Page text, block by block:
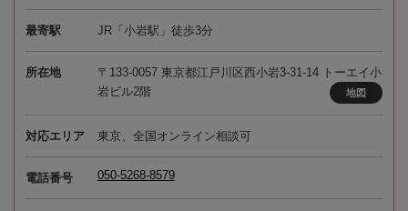
最寄駅 JR「小岩駅」徒歩3分
所在地
〒133-0057 東京都江戸川区西小岩3-31-14 トーエイ小
岩ビル2階
地図
対応エリア 東京、全国オンライン相談可
電話番号 050-5268-8579